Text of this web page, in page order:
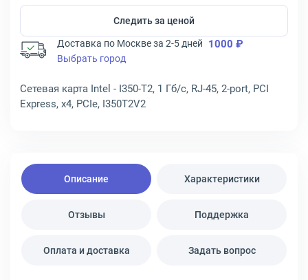
Следить за ценой
Доставка по Москве за 2-5 дней 1000 ₽
Выбрать город
Сетевая карта Intel - I350-T2, 1 Гб/с, RJ-45, 2-port, PCI
Express, x4, PCIe, I350T2V2
Описание Характеристики
Отзывы Поддержка
Оплата и доставка Задать вопрос